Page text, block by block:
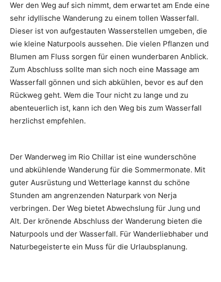
Wer den Weg auf sich nimmt, dem erwartet am Ende eine
sehr idyllische Wanderung zu einem tollen Wasserfall.
Dieser ist von aufgestauten Wasserstellen umgeben, die
wie kleine Naturpools aussehen. Die vielen Pflanzen und
Blumen am Fluss sorgen für einen wunderbaren Anblick.
Zum Abschluss sollte man sich noch eine Massage am
Wasserfall gönnen und sich abkühlen, bevor es auf den
Rückweg geht. Wem die Tour nicht zu lange und zu
abenteuerlich ist, kann ich den Weg bis zum Wasserfall
herzlichst empfehlen.
Der Wanderweg im Rio Chillar ist eine wunderschöne
und abkühlende Wanderung für die Sommermonate. Mit
guter Ausrüstung und Wetterlage kannst du schöne
Stunden am angrenzenden Naturpark von Nerja
verbringen. Der Weg bietet Abwechslung für Jung und
Alt. Der krönende Abschluss der Wanderung bieten die
Naturpools und der Wasserfall. Für Wanderliebhaber und
Naturbegeisterte ein Muss für die Urlaubsplanung.